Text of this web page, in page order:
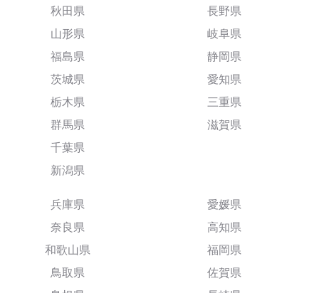
秋田県
山形県
福島県
茨城県
栃木県
群馬県
千葉県
新潟県
長野県
岐阜県
静岡県
愛知県
三重県
滋賀県
兵庫県
奈良県
和歌山県
鳥取県
愛媛県
高知県
福岡県
佐賀県